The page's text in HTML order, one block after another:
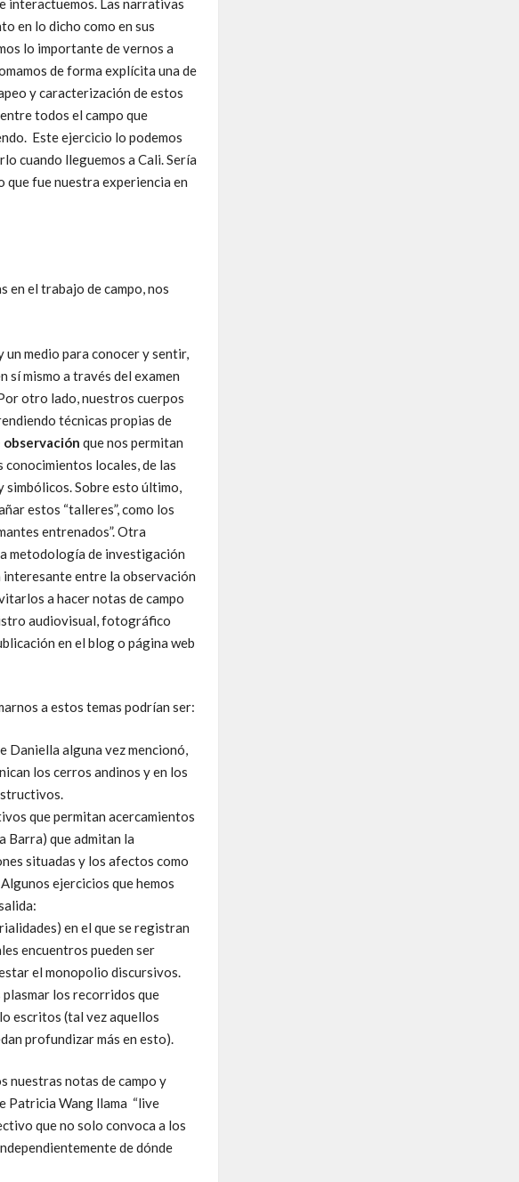
interactuemos. Las narrativas
en lo dicho como en sus
lo importante de vernos a
de forma explícita una de
y caracterización de estos
todos el campo que
Este ejercicio lo podemos
cuando lleguemos a Cali. Sería
que fue nuestra experiencia en
en el trabajo de campo, nos
medio para conocer y sentir,
sí mismo a través del examen
otro lado, nuestros cuerpos
técnicas propias de
observación que nos permitan
locales, de las
simbólicos. Sobre esto último,
estos “talleres”, como los
entrenados”. Otra
metodología de investigación
entre la observación
a hacer notas de campo
audiovisual, fotográfico
en el blog o página web
a estos temas podrían ser:
Daniella alguna vez mencionó,
los cerros andinos y en los
que permitan acercamientos
Barra) que admitan la
situadas y los afectos como
ejercicios que hemos
en el que se registran
encuentros pueden ser
el monopolio discursivos.
los recorridos que
escritos (tal vez aquellos
profundizar más en esto).
nuestras notas de campo y
Patricia Wang llama “live
que no solo convoca a los
de dónde